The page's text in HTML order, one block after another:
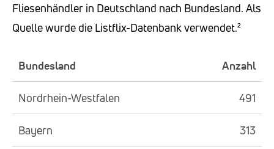
Fliesenhändler in Deutschland nach Bundesland. Als
Quelle wurde die Listflix-Datenbank verwendet.²
Bundesland Anzahl
Nordrhein-Westfalen 491
Bayern 313